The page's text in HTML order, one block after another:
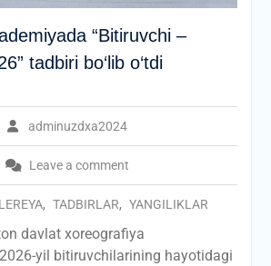
“Bitiruvchi –
tadbiri bo‘lib o‘tdi
adminuzdxa2024
Leave a comment
, TADBIRLAR, YANGILIKLAR
davlat xoreografiya
yil bitiruvchilarining hayotidagi